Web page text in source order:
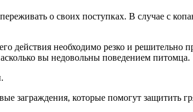
о своих поступках. В случае с
действия необходимо резко и решительно
вы недовольны поведением питомца.
заграждения, которые помогут защитить